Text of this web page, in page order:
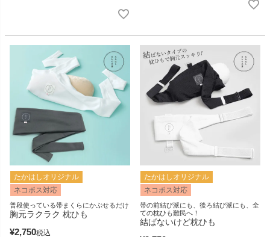
たかはしオリジナル
ネコポス対応
普段使っている帯まくらにかぶせるだけ
胸元ラクラク 枕ひも
¥2,750税込
たかはしオリジナル
ネコポス対応
帯の前結び派にも、後ろ結び派にも、全
ての枕ひも難民へ！
結ばないけど枕ひも